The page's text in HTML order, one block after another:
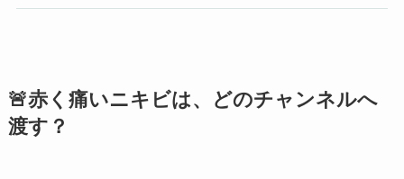
🚨赤く痛いニキビは、どのチャンネルへ
渡す？